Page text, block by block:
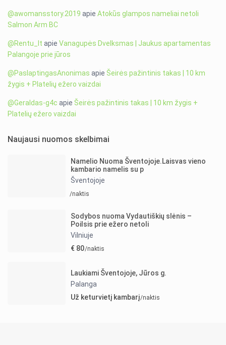
@awomansstory.2019 apieAtokūs glampos nameliai netoli
Salmon Arm BC
@Rentu_lt apieVanagupės Dvelksmas | Jaukus apartamentas
Palangoje prie jūros
@PaslaptingasAnonimas apie Šeirės pažintinis takas | 10 km
žygis + Platelių ežero vaizdai
@Geraldas-g4c apie Šeirės pažintinis takas | 10 km žygis +
Platelių ežero vaizdai
Naujausi nuomos skelbimai
Namelio Nuoma Šventojoje.Laisvas vieno
kambario namelis su p
Šventojoje
/naktis
Sodybos nuoma Vydautiškių slėnis –
Poilsis prie ežero netoli
Vilniuje
€ 80/naktis
Laukiami Šventojoje, Jūros g.
Palanga
Už keturvietį kambarį/naktis